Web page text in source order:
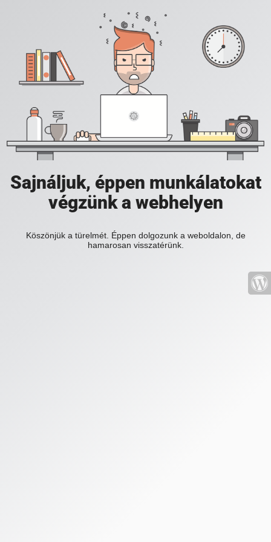
Sajnáljuk, éppen munkálatokat
végzünk a webhelyen
Köszönjük a türelmét. Éppen dolgozunk a weboldalon, de
hamarosan visszatérünk.